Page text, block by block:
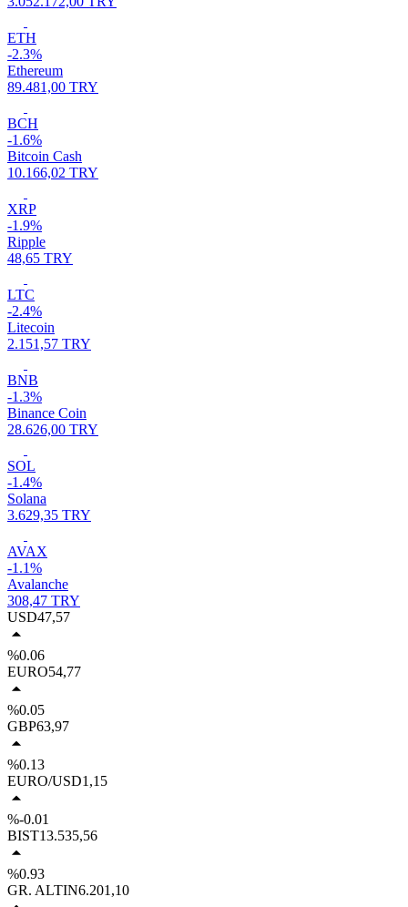
ETH
-2.3%
Ethereum
89.481,00 TRY
BCH
-1.6%
Bitcoin Cash
10.166,02 TRY
XRP
-1.9%
Ripple
48,65 TRY
LTC
-2.4%
Litecoin
2.151,57 TRY
BNB
-1.3%
Binance Coin
28.626,00 TRY
SOL
-1.4%
Solana
3.629,35 TRY
AVAX
-1.1%
Avalanche
308,47 TRY
USD47,57
%0.06
EURO54,77
%0.05
GBP63,97
%0.13
EURO/USD1,15
%-0.01
BIST13.535,56
%0.93
GR. ALTIN6.201,10